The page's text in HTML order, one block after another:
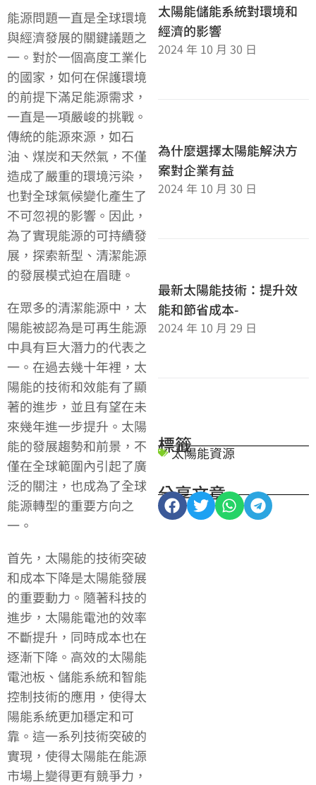
能源問題一直是全球環境
與經濟發展的關鍵議題之
一。對於一個高度工業化
的國家，如何在保護環境
的前提下滿足能源需求，
一直是一項嚴峻的挑戰。
傳統的能源來源，如石
油、煤炭和天然氣，不僅
造成了嚴重的環境污染，
也對全球氣候變化產生了
不可忽視的影響。因此，
為了實現能源的可持續發
展，探索新型、清潔能源
的發展模式迫在眉睫。
在眾多的清潔能源中，太
陽能被認為是可再生能源
中具有巨大潛力的代表之
一。在過去幾十年裡，太
陽能的技術和效能有了顯
著的進步，並且有望在未
來幾年進一步提升。太陽
能的發展趨勢和前景，不
僅在全球範圍內引起了廣
泛的關注，也成為了全球
能源轉型的重要方向之
一。
首先，太陽能的技術突破
和成本下降是太陽能發展
的重要動力。隨著科技的
進步，太陽能電池的效率
不斷提升，同時成本也在
逐漸下降。高效的太陽能
電池板、儲能系統和智能
控制技術的應用，使得太
陽能系統更加穩定和可
靠。這一系列技術突破的
實現，使得太陽能在能源
市場上變得更有競爭力，
太陽能儲能系統對環境和
經濟的影響
2024 年 10 月 30 日
為什麼選擇太陽能解決方
案對企業有益
2024 年 10 月 30 日
最新太陽能技術：提升效
能和節省成本-
2024 年 10 月 29 日
標籤
太陽能資源
分享文章